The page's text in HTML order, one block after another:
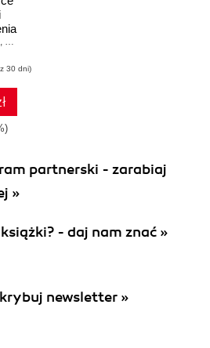
, Mario Casciaro
30 dni)
partnerski - zarabiaj
»
- daj nam znać »
newsletter »